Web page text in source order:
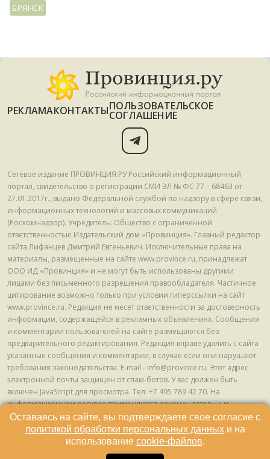
БРЯНСК
РЕКЛАМАКОНТАКТЫПОЛЬЗОВАТЕЛЬСКОЕ
СОГЛАШЕНИЕ
Сетевое издание ПРОВИНЦИЯ.РУ Российский информационный
портал, свидетельство о регистрации СМИ ЭЛ № ФС 77 – 68463 от
27.01.2017г., выдано Федеральной службой по надзору в сфере связи,
информационных технологий и массовых коммуникаций
(Роскомнадзор). Учредитель: Общество с ограниченной
ответственностью Издательский дом «Провинция». Главный редактор
сайта Лифанцев Дмитрий Евгеньевич. Исключительные права на
материалы, размещенные на сайте www.province.ru, принадлежат
ООО ИД «Провинция» и не могут быть использованы другими
лицами без письменного разрешения правообладателя. Частичное
цитирование возможно только при условии гиперссылки на сайт
www.province.ru. Редакция не несет ответственности за достоверность
информации, содержащейся в рекламных объявлениях. Сообщения
и комментарии пользователей на сайте размещаются без
предварительного редактирования. Редакция вправе удалить с сайта
указанные сообщения и комментарии, в случае если они нарушают
требования законодательства. E-mail - info@province.ru. Этот адрес
электронной почты защищен от спам-ботов. У вас должен быть
включен JavaScript для просмотра. Tел. +7 495 789 42 70. На
информационном ресурсе применяются рекомендательные
технологии (информационные технологии предоставления
информации на основе сбора, систематизации и анализа сведений,
относящихся к предпочтениям пользователей сети "Интернет",
находящихся на территории Российской Федерации) © ООО ИД
Оставаясь на сайте, вы подтверждаете свое согласие с
политикой обработки персональных данныхи на
использование cookie-файлов.